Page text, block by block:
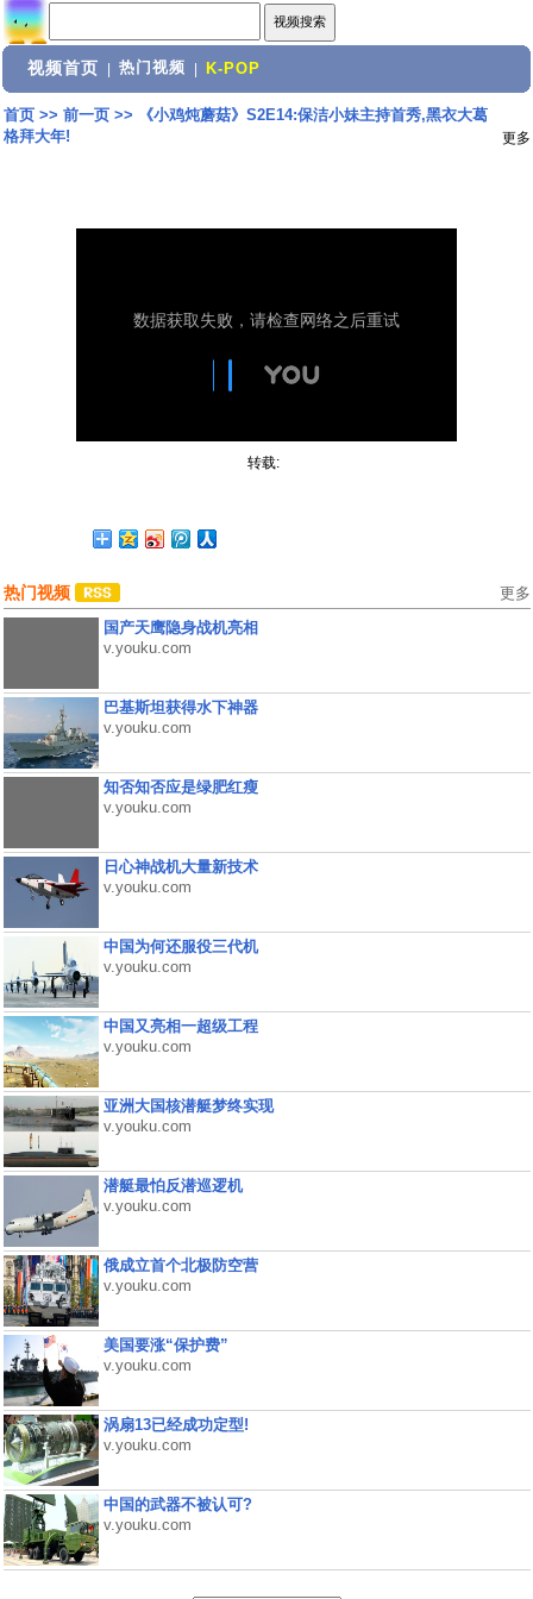
视频首页 热门视频 K-POP
首页>> 前一页>>
《小鸡炖蘑菇》S2E14:保洁小妹主持首秀,黑衣大葛
格拜大年!
更多
转载:
热门视频 更多
国产天鹰隐身战机亮相
v.youku.com
巴基斯坦获得水下神器
v.youku.com
知否知否应是绿肥红瘦
v.youku.com
日心神战机大量新技术
v.youku.com
中国为何还服役三代机
v.youku.com
中国又亮相一超级工程
v.youku.com
亚洲大国核潜艇梦终实现
v.youku.com
潜艇最怕反潜巡逻机
v.youku.com
俄成立首个北极防空营
v.youku.com
美国要涨“保护费”
v.youku.com
涡扇13已经成功定型!
v.youku.com
中国的武器不被认可?
v.youku.com